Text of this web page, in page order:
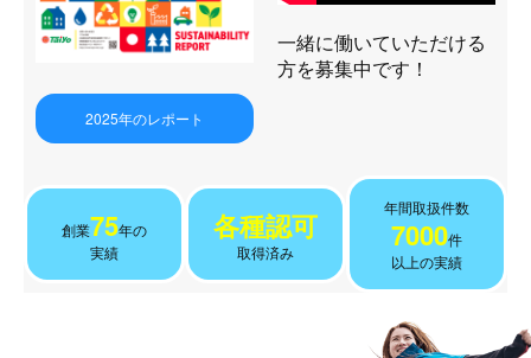
2025年のレポート
一緒に働いていただける
方を募集中です！
創業75年の
実績
各種認可
取得済み
年間取扱件数
7000件
以上の実績